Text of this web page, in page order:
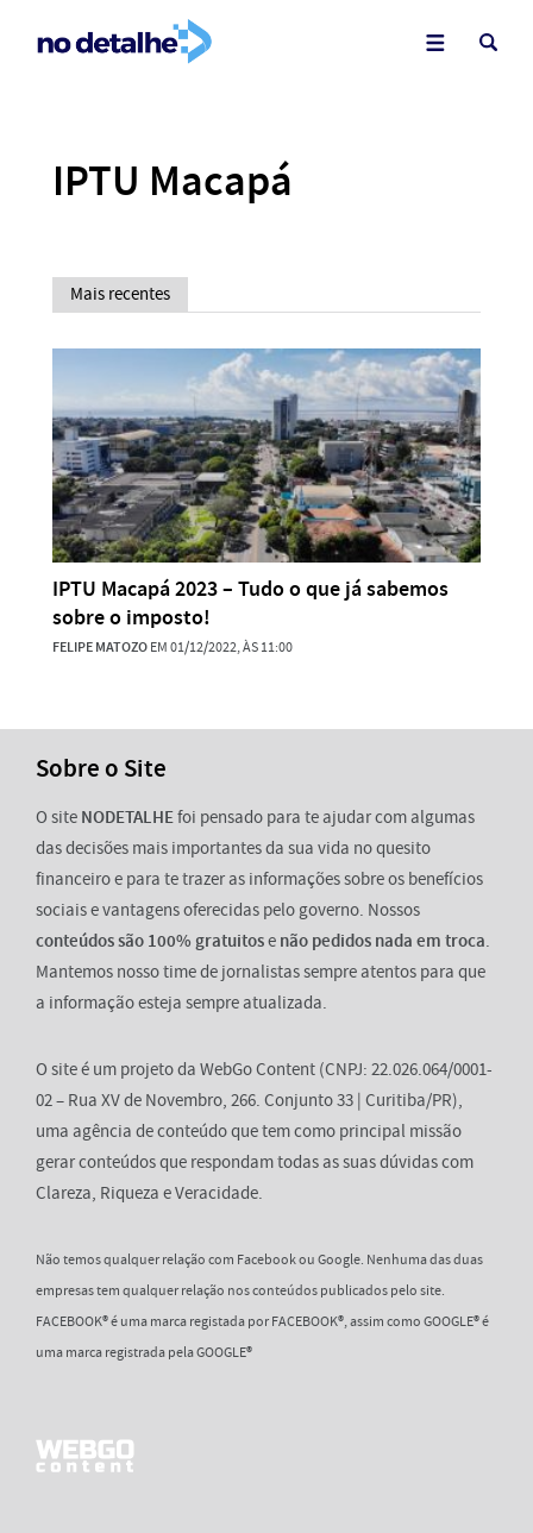
IPTU Macapá
Mais recentes
IPTU Macapá 2023 – Tudo o que já sabemos
sobre o imposto!
FELIPE MATOZOEM 01/12/2022, ÀS 11:00
Sobre o Site
O site NODETALHEfoi pensado para te ajudar com algumas
das decisões mais importantes da sua vida no quesito
financeiro e para te trazer as informações sobre os benefícios
sociais e vantagens oferecidas pelo governo. Nossos
conteúdos são 100% gratuitose não pedidos nada em troca.
Mantemos nosso time de jornalistas sempre atentos para que
a informação esteja sempre atualizada.
O site é um projeto da WebGo Content (CNPJ: 22.026.064/0001-
02 – Rua XV de Novembro, 266. Conjunto 33 | Curitiba/PR),
uma agência de conteúdo que tem como principal missão
gerar conteúdos que respondam todas as suas dúvidas com
Clareza, Riqueza e Veracidade.
Não temos qualquer relação com Facebook ou Google. Nenhuma das duas
empresas tem qualquer relação nos conteúdos publicados pelo site.
FACEBOOK® é uma marca registada por FACEBOOK®, assim como GOOGLE® é
uma marca registrada pela GOOGLE®